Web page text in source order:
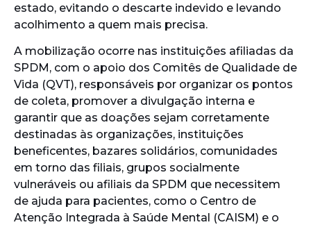
estado, evitando o descarte indevido e levando
acolhimento a quem mais precisa.
A mobilização ocorre nas instituições afiliadas da
SPDM, com o apoio dos Comitês de Qualidade de
Vida (QVT), responsáveis por organizar os pontos
de coleta, promover a divulgação interna e
garantir que as doações sejam corretamente
destinadas às organizações, instituições
beneficentes, bazares solidários, comunidades
em torno das filiais, grupos socialmente
vulneráveis ou afiliais da SPDM que necessitem
de ajuda para pacientes, como o Centro de
Atenção Integrada à Saúde Mental (CAISM) e o